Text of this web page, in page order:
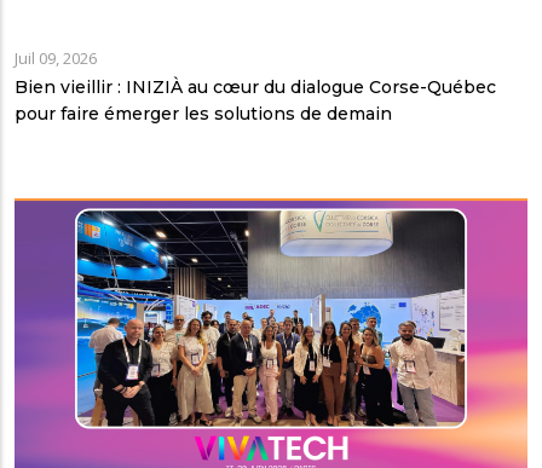
Juil 09, 2026
Bien vieillir : INIZIÀ au cœur du dialogue Corse-Québec
pour faire émerger les solutions de demain